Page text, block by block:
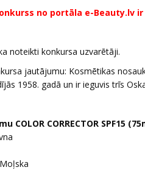
no portāla e-Beauty.lv
noteikti konkursa uzvarētāji.
jautājumu: Kosmētikas
1958. gadā un ir ieguvis trīs
COLOR CORRECTOR SPF15